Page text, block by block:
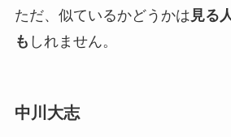
ただ、似ているかどうかは 見る
も しれません。
中川大志